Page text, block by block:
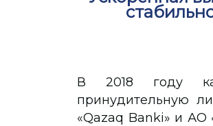
В 2018 году
принудительную
«Qazaq Banki» и АО